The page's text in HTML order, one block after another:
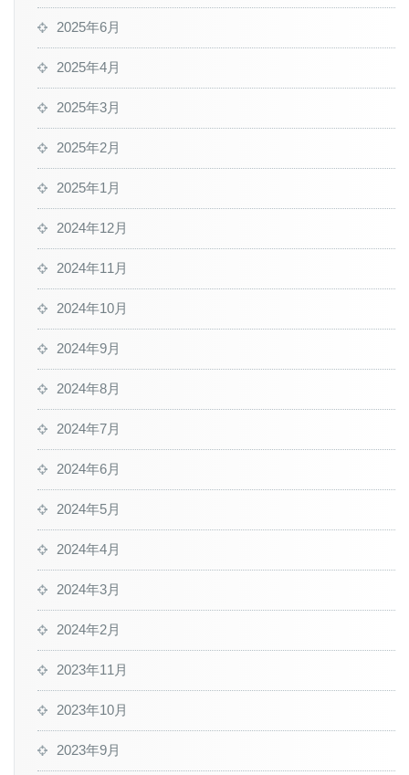
2025年6月
2025年4月
2025年3月
2025年2月
2025年1月
2024年12月
2024年11月
2024年10月
2024年9月
2024年8月
2024年7月
2024年6月
2024年5月
2024年4月
2024年3月
2024年2月
2023年11月
2023年10月
2023年9月